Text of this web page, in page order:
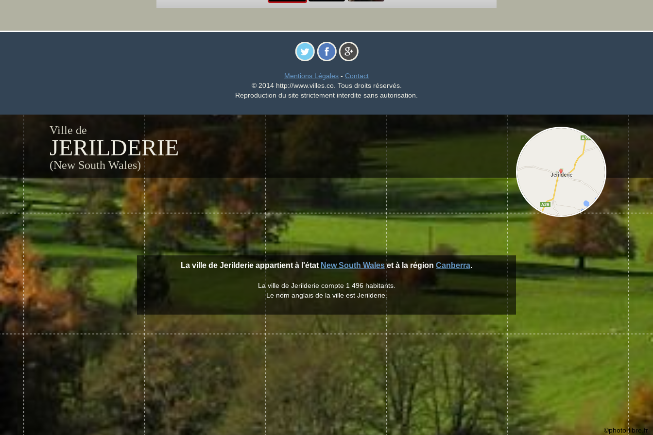
Mentions Légales - Contact
© 2014 http://www.villes.co. Tous droits réservés.
Reproduction du site strictement interdite sans autorisation.
Ville de
JERILDERIE
(New South Wales)
La ville de Jerilderie appartient à l'état New South Waleset à la région Canberra.
La ville de Jerilderie compte 1 496 habitants.
Le nom anglais de la ville est Jerilderie.
©photo-libre.fr